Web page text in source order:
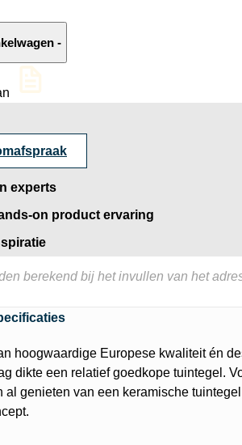
-
experts
on product ervaring
berekend bij het invullen van het
hoogwaardige Europese kwaliteit én
dikte een relatief goedkope tuintegel.
al genieten van een keramische